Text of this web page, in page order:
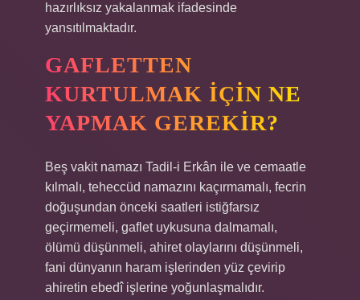
hazırlıksız yakalanmak ifadesinde
yansıtılmaktadır.
GAFLETTEN
KURTULMAK IÇIN NE
YAPMAK GEREKIR?
Beş vakit namazı Tadil-i Erkân ile ve cemaatle
kılmalı, teheccüd namazını kaçırmamalı, fecrin
doğuşundan önceki saatleri istiğfarsız
geçirmemeli, gaflet uykusuna dalmamalı,
ölümü düşünmeli, ahiret olaylarını düşünmeli,
fani dünyanın haram işlerinden yüz çevirip
ahiretin ebedî işlerine yoğunlaşmalıdır.